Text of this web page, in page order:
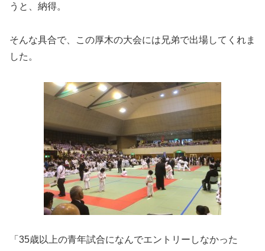
うと、納得。
そんな具合で、この厚木の大会には兄弟で出場してくれま
した。
「35歳以上の青年試合になんでエントリーしなかった